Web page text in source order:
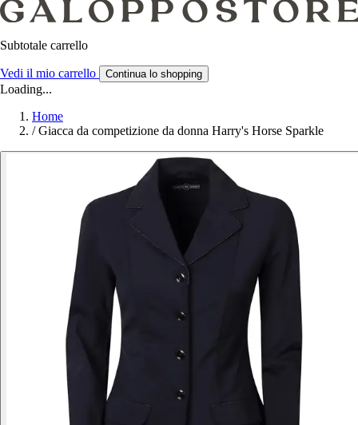
Subtotale carrello
Vedi il mio carrello Continua lo shopping
Loading...
Home
/ Giacca da competizione da donna Harry's Horse Sparkle